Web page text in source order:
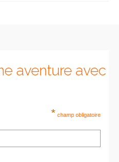
aventure avec
* champ obligatoire